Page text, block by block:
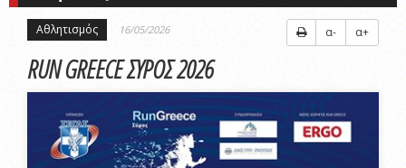
Αθλητισμός 16/05/2026 α- α+
RUN GREECE ΣΥΡΟΣ 2026